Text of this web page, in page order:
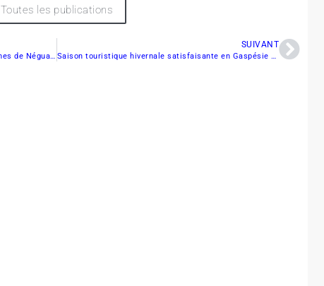
Toutes les publications
Des cours de mécanique pour aider les jeunes de Néguac à apprendre
SUIVANT
Saison touristique hivernale satisfaisante en Gaspésie malgré la météo